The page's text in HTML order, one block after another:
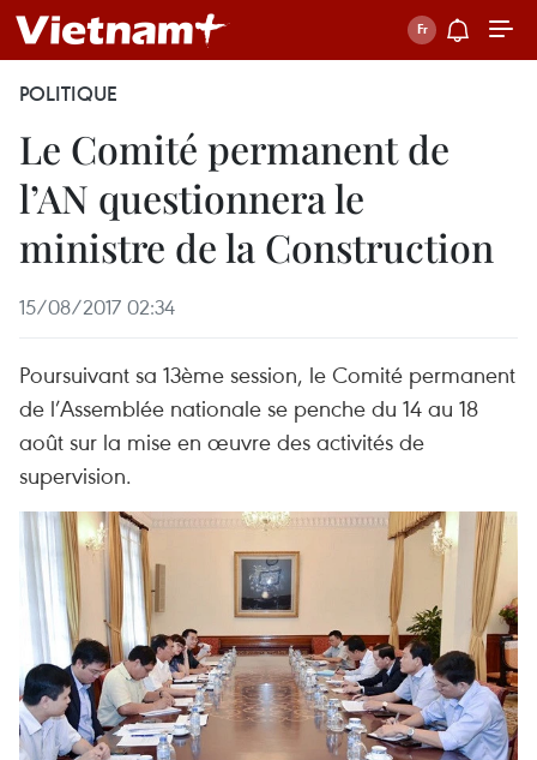
POLITIQUE
Le Comité permanent de
l’AN questionnera le
ministre de la Construction
15/08/2017 02:34
Poursuivant sa 13ème session, le Comité permanent
de l’Assemblée nationale se penche du 14 au 18
août sur la mise en œuvre des activités de
supervision.